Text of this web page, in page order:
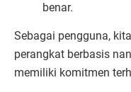
benar.
Sebagai pengguna, kita
perangkat berbasis
memiliki komitmen